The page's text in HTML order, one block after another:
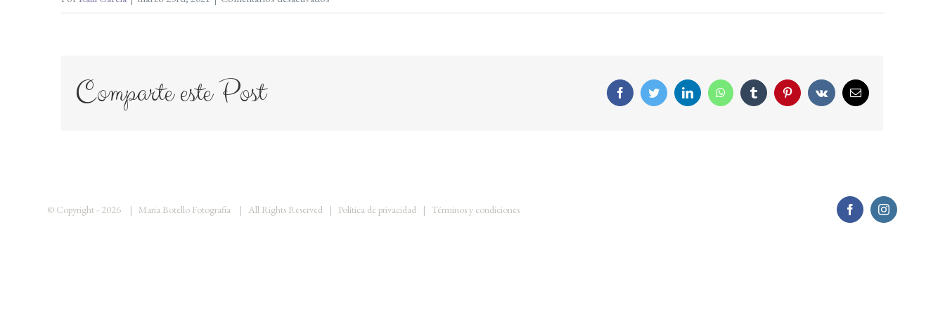
Comparte este Post FacebookTwitterLinkedInWhatsAppTumblr PinterestVk
Correo
electrónico
© Copyright - 2026 | Maria Botello Fotografia | All Rights Reserved | Política de privacidad |Términos y condiciones FacebookInstagram